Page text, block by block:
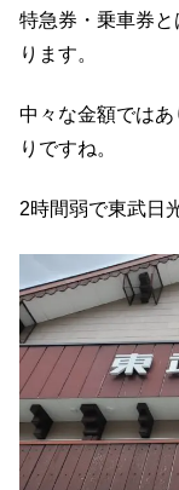
特急券・乗車券
ります。
中々な金額では
りですね。
2時間弱で東武日